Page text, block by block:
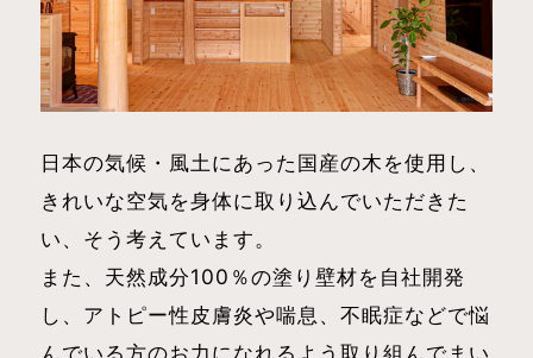
日本の気候・風土にあった国産の木を使用し、
きれいな空気を身体に取り込んでいただきた
い、そう考えています。
また、天然成分100％の塗り壁材を自社開発
し、アトピー性皮膚炎や喘息、不眠症などで悩
んでいる方のお力になれるよう取り組んでまい